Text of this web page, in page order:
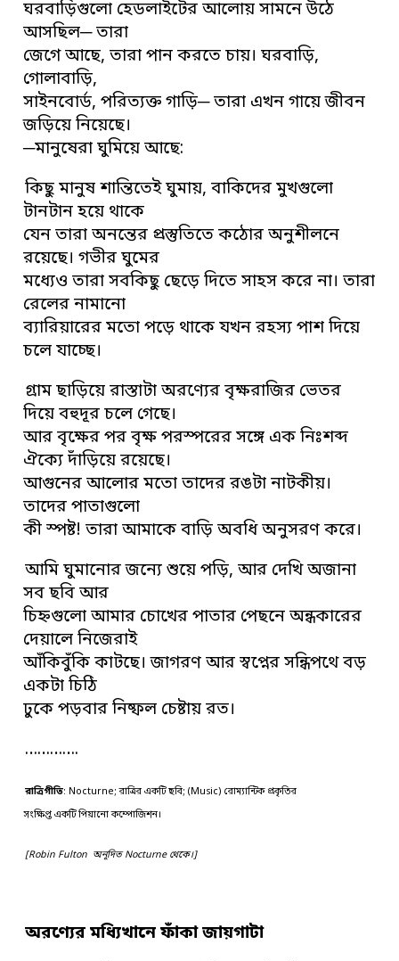
ঘরবাড়িগুলো হেডলাইটের আলোয় সামনে উঠে
আসছিল─ তারা
জেগে আছে, তারা পান করতে চায়। ঘরবাড়ি,
গোলাবাড়ি,
সাইনবোর্ড, পরিত্যক্ত গাড়ি─ তারা এখন গায়ে জীবন
জড়িয়ে নিয়েছে।
─মানুষেরা ঘুমিয়ে আছে:
কিছু মানুষ শান্তিতেই ঘুমায়, বাকিদের মুখগুলো
টানটান হয়ে থাকে
যেন তারা অনন্তের প্রস্তুতিতে কঠোর অনুশীলনে
রয়েছে। গভীর ঘুমের
মধ্যেও তারা সবকিছু ছেড়ে দিতে সাহস করে না। তারা
রেলের নামানো
ব্যারিয়ারের মতো পড়ে থাকে যখন রহস্য পাশ দিয়ে
চলে যাচ্ছে।
গ্রাম ছাড়িয়ে রাস্তাটা অরণ্যের বৃক্ষরাজির ভেতর
দিয়ে বহুদূর চলে গেছে।
আর বৃক্ষের পর বৃক্ষ পরস্পরের সঙ্গে এক নিঃশব্দ
ঐক্যে দাঁড়িয়ে রয়েছে।
আগুনের আলোর মতো তাদের রঙটা নাটকীয়।
তাদের পাতাগুলো
কী স্পষ্ট! তারা আমাকে বাড়ি অবধি অনুসরণ করে।
আমি ঘুমানোর জন্যে শুয়ে পড়ি, আর দেখি অজানা
সব ছবি আর
চিহ্নগুলো আমার চোখের পাতার পেছনে অন্ধকারের
দেয়ালে নিজেরাই
আঁকিবুঁকি কাটছে। জাগরণ আর স্বপ্নের সন্ধিপথে বড়
একটা চিঠি
ঢুকে পড়বার নিষ্ফল চেষ্টায় রত।
………….
রাত্রিগীতি: Nocturne; রাত্রির একটি ছবি; (Music) রোম্যান্টিক প্রকৃতির
সংক্ষিপ্ত একটি পিয়ানো কম্পোজিশন।
[Robin Fulton অনূদিত Nocturne থেকে।]
অরণ্যের মধ্যিখানে ফাঁকা জায়গাটা